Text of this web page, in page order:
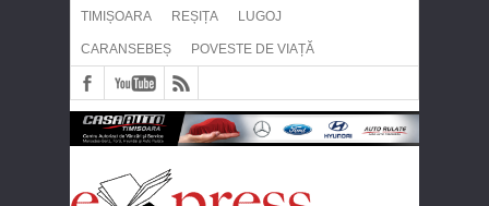
TIMIȘOARA REȘIȚA LUGOJ
CARANSEBEȘ POVESTE DE VIAȚĂ